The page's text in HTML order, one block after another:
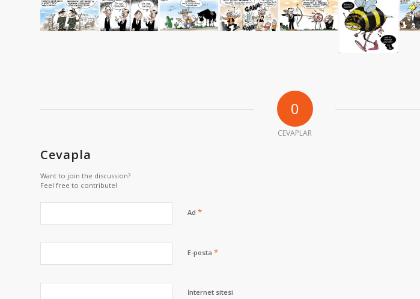
0
CEVAPLAR
Cevapla
Want to join the discussion?
Feel free to contribute!
Ad *
E-posta *
İnternet sitesi